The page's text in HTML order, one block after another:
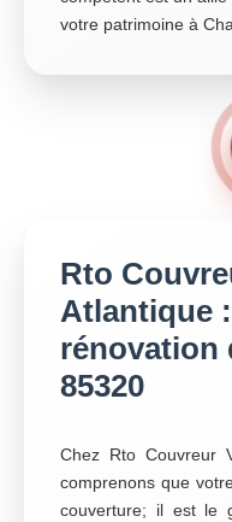
votre patrimoine à
Rto
Atlantique
rénovation
85320
Chez Rto Couvreur
comprenons que
couverture; il est le